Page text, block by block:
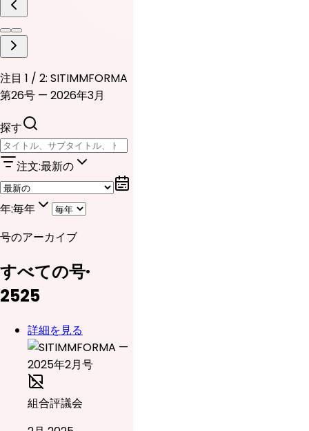
注目 1 / 2: SITIMMFORMA
第26号 — 2026年3月
探す
注文:最新の
年:毎年
号のアーカイブ
すべての号·
2525
詳細を見る
組合評議会